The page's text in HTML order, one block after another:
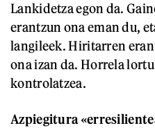
Lankidetza egon da.
erantzun ona eman du,
langileek. Hiritarren
ona izan da. Horrela
kontrolatzea.
Azpiegitura